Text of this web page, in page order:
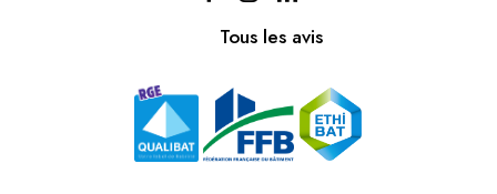
Tous les avis